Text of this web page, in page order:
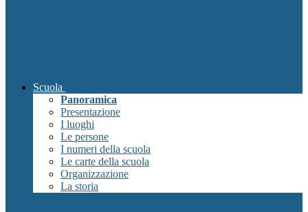
Scuola
Panoramica
Presentazione
I luoghi
Le persone
I numeri della scuola
Le carte della scuola
Organizzazione
La storia